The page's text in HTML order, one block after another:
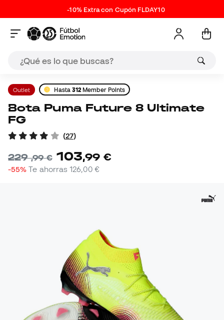
-10% Extra con Cupón FLDAY10
Outlet Hasta 312 Member Points
Bota Puma Future 8 Ultimate
FG
(27)
229,99 € 103,99 €
-55% Te ahorras126,00 €